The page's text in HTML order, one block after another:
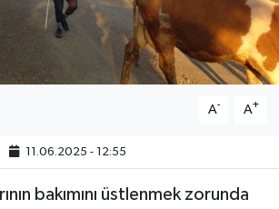
A- A+
11.06.2025 - 12:55
bakımını üstlenmek zorunda